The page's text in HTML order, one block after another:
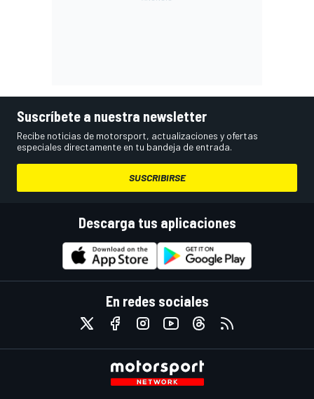
Suscríbete a nuestra newsletter
Recibe noticias de motorsport, actualizaciones y ofertas
especiales directamente en tu bandeja de entrada.
SUSCRIBIRSE
Descarga tus aplicaciones
En redes sociales